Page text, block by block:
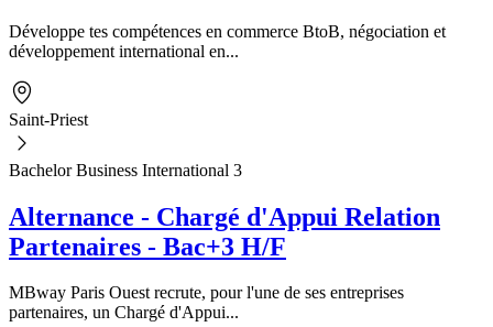
Développe tes compétences en commerce BtoB, négociation et
développement international en...
Saint-Priest
Bachelor Business International 3
Alternance - Chargé d'Appui Relation
Partenaires - Bac+3 H/F
MBway Paris Ouest recrute, pour l'une de ses entreprises
partenaires, un Chargé d'Appui...